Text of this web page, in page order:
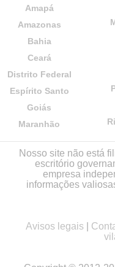
Amapá
Amazonas
Bahia
Ceará
Distrito Federal
Espírito Santo
Goiás
Maranhão
Nosso site não está
escritório
empresa
informações
Avisos legais